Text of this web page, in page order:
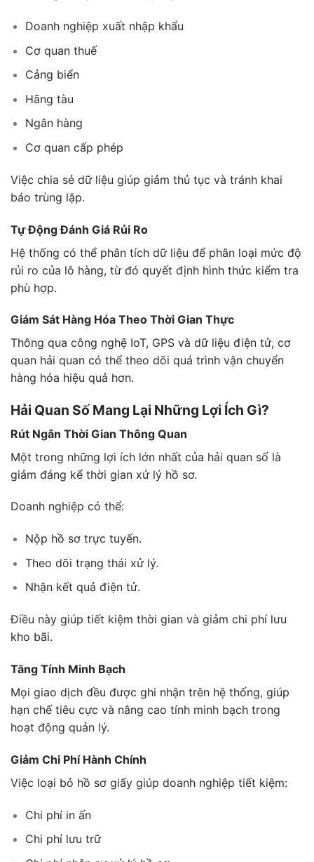
Doanh nghiệp xuất nhập khẩu
Cơ quan thuế
Cảng biển
Hãng tàu
Ngân hàng
Cơ quan cấp phép
Việc chia sẻ dữ liệu giúp giảm thủ tục và tránh khai
báo trùng lặp.
Tự Động Đánh Giá Rủi Ro
Hệ thống có thể phân tích dữ liệu để phân loại mức độ
rủi ro của lô hàng, từ đó quyết định hình thức kiểm tra
phù hợp.
Giám Sát Hàng Hóa Theo Thời Gian Thực
Thông qua công nghệ IoT, GPS và dữ liệu điện tử, cơ
quan hải quan có thể theo dõi quá trình vận chuyển
hàng hóa hiệu quả hơn.
Hải Quan Số Mang Lại Những Lợi Ích Gì?
Rút Ngắn Thời Gian Thông Quan
Một trong những lợi ích lớn nhất của hải quan số là
giảm đáng kể thời gian xử lý hồ sơ.
Doanh nghiệp có thể:
Nộp hồ sơ trực tuyến.
Theo dõi trạng thái xử lý.
Nhận kết quả điện tử.
Điều này giúp tiết kiệm thời gian và giảm chi phí lưu
kho bãi.
Tăng Tính Minh Bạch
Mọi giao dịch đều được ghi nhận trên hệ thống, giúp
hạn chế tiêu cực và nâng cao tính minh bạch trong
hoạt động quản lý.
Giảm Chi Phí Hành Chính
Việc loại bỏ hồ sơ giấy giúp doanh nghiệp tiết kiệm:
Chi phí in ấn
Chi phí lưu trữ